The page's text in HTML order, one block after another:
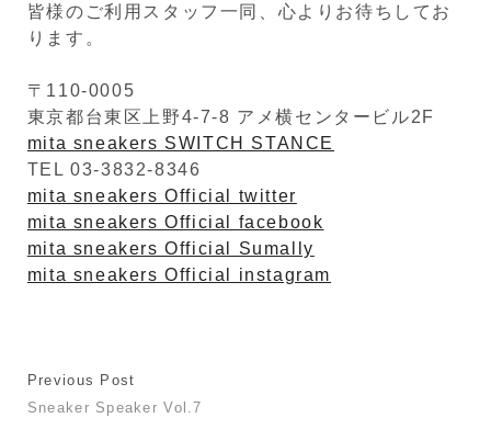
皆様のご利用スタッフ一同、心よりお待ちしてお
ります。
〒110-0005
東京都台東区上野4-7-8 アメ横センタービル2F
mita sneakers SWITCH STANCE
TEL 03-3832-8346
mita sneakers Official twitter
mita sneakers Official facebook
mita sneakers Official Sumally
mita sneakers Official instagram
Previous Post
Sneaker Speaker Vol.7